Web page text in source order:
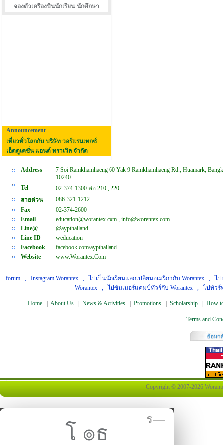
จองตัวเครืองบินนักเรียน-นักศึกษา
Announcement
เที่ยวทั่วโลกกับ บริษัท วอร์แรนเทกซ์
เอ็ดดูเคชั่น แอนด์ ทราเวิล จำกัด
Address
7 Soi Ramkhamhaeng 60 Yak 9 Ramkhamhaeng Rd., Huamark,
10240
Tel
02-374-1300 ต่อ 210 , 220
สายด่วน
086-321-1212
Fax
02-374-2600
Email
education@worantex.com , info@worentex.com
Line@
@aypthailand
Line ID
weducation
Facebook
facebook.com/aypthailand
Website
www.Worantex.Com
forum , Instagram Worantex , ไปเป็นนักเรียนแลกเปลี่ยนอเมริกากับ Worantex , ไป
Worantex, ไปซัมเมอร์แคมป์ทัวร์กับ Worantex, ไปทัวร์
Home About Us News & Activities Promotions Scholarship How
Terms and
Copyright © 2007-2026
โ ๏ธ
ร—